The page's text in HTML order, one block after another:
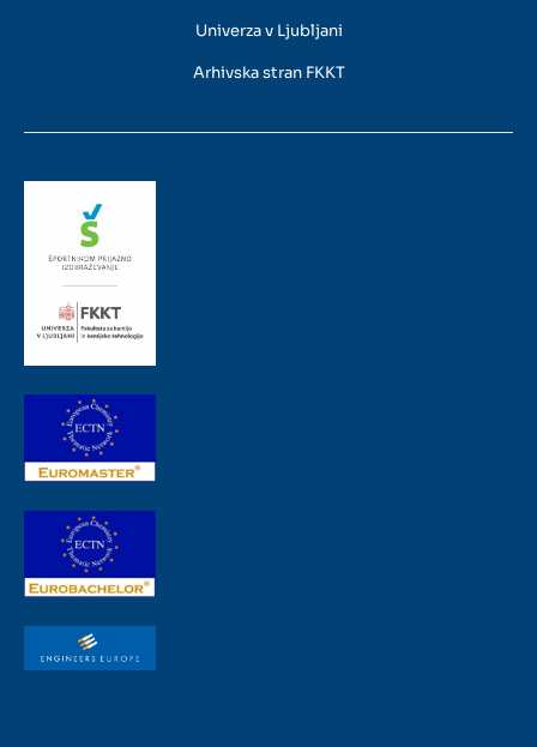
Univerza v Ljubljani
Arhivska stran FKKT